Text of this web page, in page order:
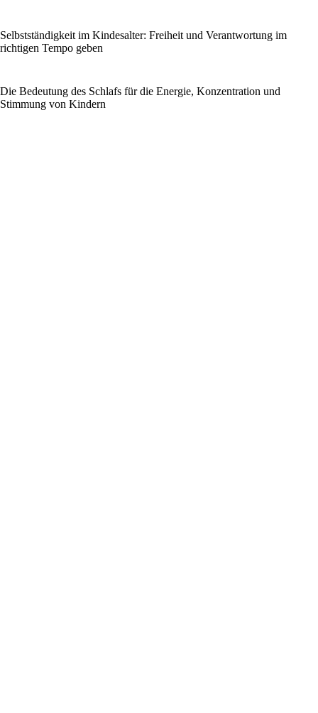
Selbstständigkeit im Kindesalter: Freiheit und Verantwortung im
richtigen Tempo geben
Die Bedeutung des Schlafs für die Energie, Konzentration und
Stimmung von Kindern